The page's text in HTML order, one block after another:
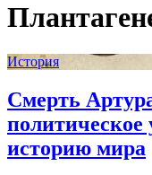
История
Смерть
политическое
историю мира